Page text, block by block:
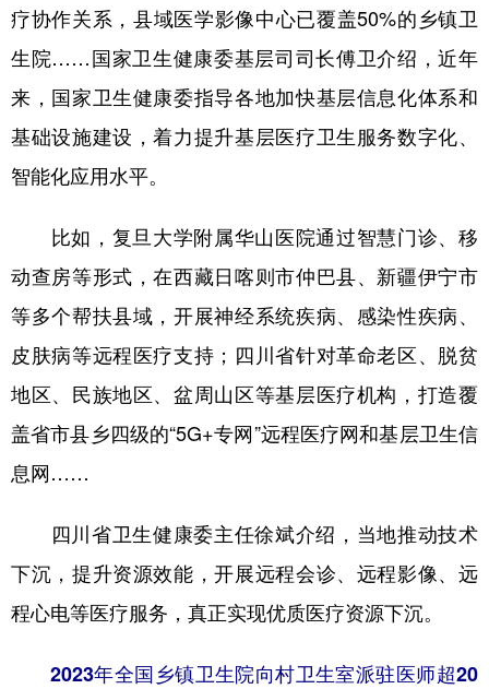
疗协作关系，县域医学影像中心已覆盖50%的乡镇卫
生院……国家卫生健康委基层司司长傅卫介绍，近年
来，国家卫生健康委指导各地加快基层信息化体系和
基础设施建设，着力提升基层医疗卫生服务数字化、
智能化应用水平。
比如，复旦大学附属华山医院通过智慧门诊、移
动查房等形式，在西藏日喀则市仲巴县、新疆伊宁市
等多个帮扶县域，开展神经系统疾病、感染性疾病、
皮肤病等远程医疗支持；四川省针对革命老区、脱贫
地区、民族地区、盆周山区等基层医疗机构，打造覆
盖省市县乡四级的“5G+专网”远程医疗网和基层卫生信
息网……
四川省卫生健康委主任徐斌介绍，当地推动技术
下沉，提升资源效能，开展远程会诊、远程影像、远
程心电等医疗服务，真正实现优质医疗资源下沉。
2023年全国乡镇卫生院向村卫生室派驻医师超20